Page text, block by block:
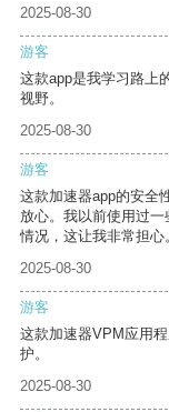
2025-08-30
游客
这款app是我学习路上
视野。
2025-08-30
游客
这款加速器app的安全
放心。我以前使用过
情况，这让我非常担心
2025-08-30
游客
这款加速器VPM应用
护。
2025-08-30